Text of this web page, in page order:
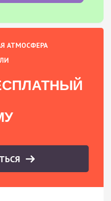
АТМОСФЕРА